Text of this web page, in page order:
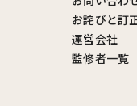
お詫びと訂
運営会社
監修者一覧